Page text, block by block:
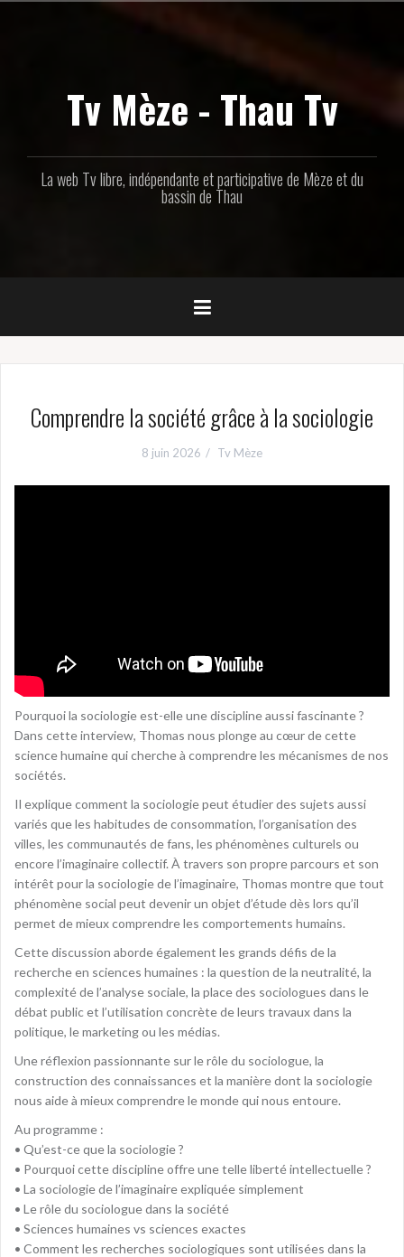
Tv Mèze - Thau Tv
La web Tv libre, indépendante et participative de Mèze et du
bassin de Thau
Comprendre la société grâce à la sociologie
8 juin 2026 Tv Mèze
Pourquoi la sociologie est-elle une discipline aussi fascinante ?
Dans cette interview, Thomas nous plonge au cœur de cette
science humaine qui cherche à comprendre les mécanismes de nos
sociétés.
Il explique comment la sociologie peut étudier des sujets aussi
variés que les habitudes de consommation, l’organisation des
villes, les communautés de fans, les phénomènes culturels ou
encore l’imaginaire collectif. À travers son propre parcours et son
intérêt pour la sociologie de l’imaginaire, Thomas montre que tout
phénomène social peut devenir un objet d’étude dès lors qu’il
permet de mieux comprendre les comportements humains.
Cette discussion aborde également les grands défis de la
recherche en sciences humaines : la question de la neutralité, la
complexité de l’analyse sociale, la place des sociologues dans le
débat public et l’utilisation concrète de leurs travaux dans la
politique, le marketing ou les médias.
Une réflexion passionnante sur le rôle du sociologue, la
construction des connaissances et la manière dont la sociologie
nous aide à mieux comprendre le monde qui nous entoure.
Au programme :
• Qu’est-ce que la sociologie ?
• Pourquoi cette discipline offre une telle liberté intellectuelle ?
• La sociologie de l’imaginaire expliquée simplement
• Le rôle du sociologue dans la société
• Sciences humaines vs sciences exactes
• Comment les recherches sociologiques sont utilisées dans la